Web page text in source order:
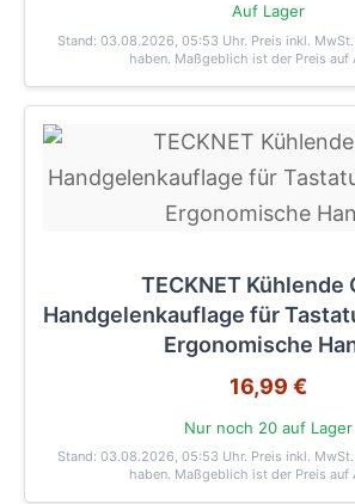
Auf Lager
Stand: 03.08.2026, 05:53 Uhr. Preis inkl.
haben. Maßgeblich ist der Preis auf
TECKNET Kühlende
Handgelenkauflage für
Ergonomische
16,99 €
Nur noch 20 auf Lager
Stand: 03.08.2026, 05:53 Uhr. Preis inkl.
haben. Maßgeblich ist der Preis auf